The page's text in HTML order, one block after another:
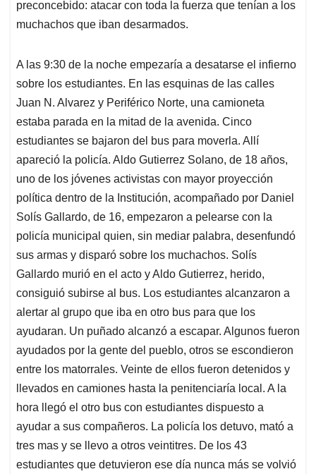
preconcebido: atacar con toda la fuerza que tenían a los
muchachos que iban desarmados.
A las 9:30 de la noche empezaría a desatarse el infierno
sobre los estudiantes. En las esquinas de las calles
Juan N. Alvarez y Periférico Norte, una camioneta
estaba parada en la mitad de la avenida. Cinco
estudiantes se bajaron del bus para moverla. Allí
apareció la policía. Aldo Gutierrez Solano, de 18 años,
uno de los jóvenes activistas con mayor proyección
política dentro de la Institución, acompañado por Daniel
Solís Gallardo, de 16, empezaron a pelearse con la
policía municipal quien, sin mediar palabra, desenfundó
sus armas y disparó sobre los muchachos. Solís
Gallardo murió en el acto y Aldo Gutierrez, herido,
consiguió subirse al bus. Los estudiantes alcanzaron a
alertar al grupo que iba en otro bus para que los
ayudaran. Un puñado alcanzó a escapar. Algunos fueron
ayudados por la gente del pueblo, otros se escondieron
entre los matorrales. Veinte de ellos fueron detenidos y
llevados en camiones hasta la penitenciaría local. A la
hora llegó el otro bus con estudiantes dispuesto a
ayudar a sus compañeros. La policía los detuvo, mató a
tres mas y se llevo a otros veintitres. De los 43
estudiantes que detuvieron ese día nunca más se volvió